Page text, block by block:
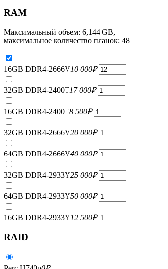
RAM
Максимальный объем: 6,144 GB,
максимальное количество планок: 48
16GB DDR4-2666V10 000₽
32GB DDR4-2400T17 000₽
16GB DDR4-2400T8 500₽
32GB DDR4-2666V20 000₽
64GB DDR4-2666V40 000₽
32GB DDR4-2933Y25 000₽
64GB DDR4-2933Y50 000₽
16GB DDR4-2933Y12 500₽
RAID